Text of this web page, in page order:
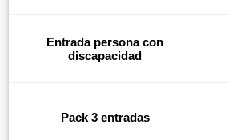
Entrada persona con
discapacidad
Pack 3 entradas